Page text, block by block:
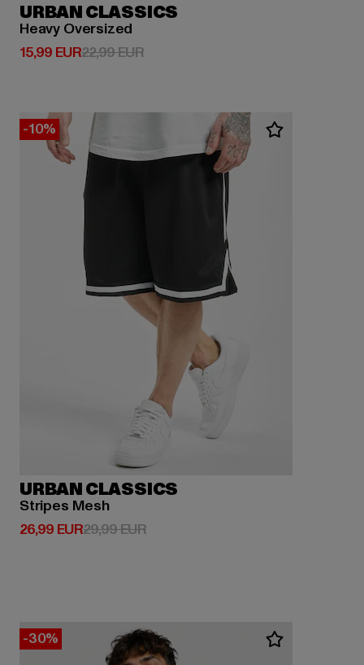
URBAN CLASSICS
Heavy Oversized
15,99 EUR
Derzeitiger Preis: 15,99 EUR
22,99 EURAktionspreis: 22,99 EUR
-10%
URBAN CLASSICS
Stripes Mesh
26,99 EUR
Derzeitiger Preis: 26,99 EUR
29,99 EURAktionspreis: 29,99 EUR
-30%